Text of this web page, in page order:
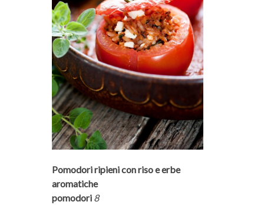
Pomodori ripieni con riso e erbe
aromatiche
pomodori 8